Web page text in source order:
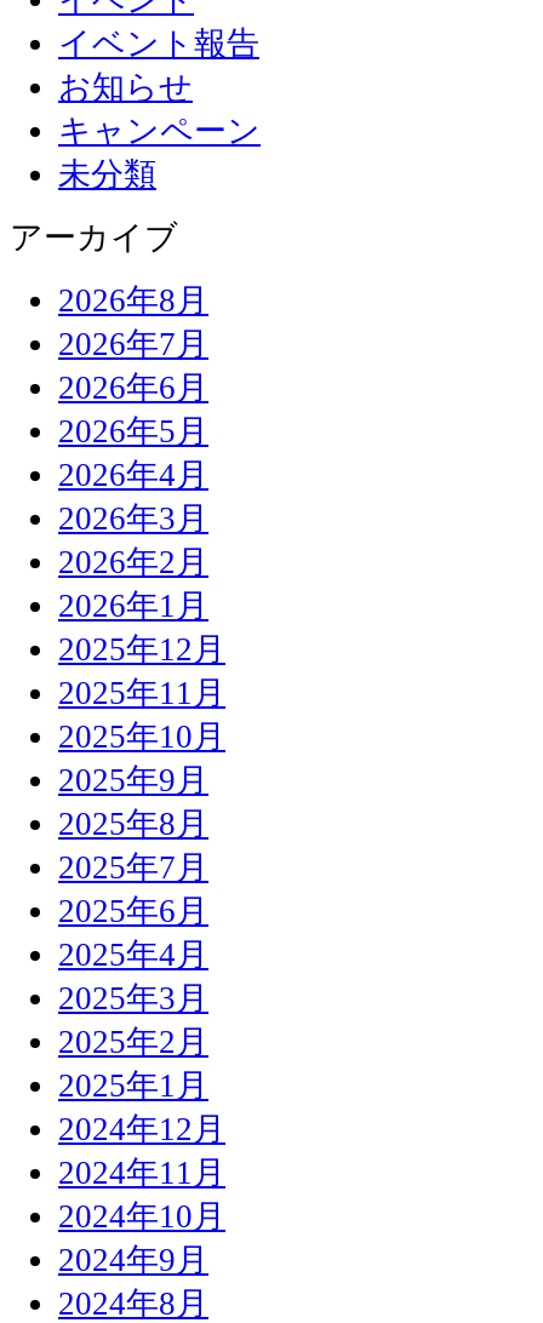
イベント報告
お知らせ
キャンペーン
未分類
アーカイブ
2026年8月
2026年7月
2026年6月
2026年5月
2026年4月
2026年3月
2026年2月
2026年1月
2025年12月
2025年11月
2025年10月
2025年9月
2025年8月
2025年7月
2025年6月
2025年4月
2025年3月
2025年2月
2025年1月
2024年12月
2024年11月
2024年10月
2024年9月
2024年8月